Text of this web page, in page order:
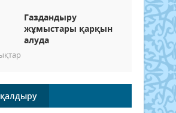
Газдандыру
жұмыстары қарқын
алуда
қалдыру